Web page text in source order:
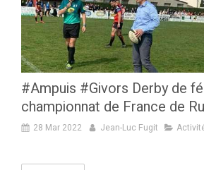
#Ampuis #Givors Derby de
championnat de France de
28 Mar 2022 Jean-Luc Fugit